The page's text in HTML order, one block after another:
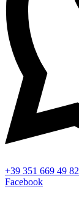
+39 351 669 49 82
Facebook